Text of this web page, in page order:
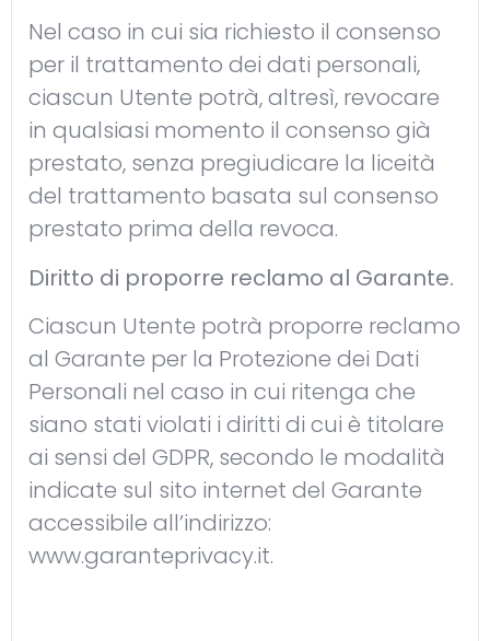
Nel caso in cui sia richiesto il consenso
per il trattamento dei dati personali,
ciascun Utente potrà, altresì, revocare
in qualsiasi momento il consenso già
prestato, senza pregiudicare la liceità
del trattamento basata sul consenso
prestato prima della revoca.
Diritto di proporre reclamo al Garante.
Ciascun Utente potrà proporre reclamo
al Garante per la Protezione dei Dati
Personali nel caso in cui ritenga che
siano stati violati i diritti di cui è titolare
ai sensi del GDPR, secondo le modalità
indicate sul sito internet del Garante
accessibile all’indirizzo:
www.garanteprivacy.it.